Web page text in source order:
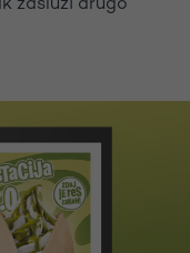
zasluži drugo